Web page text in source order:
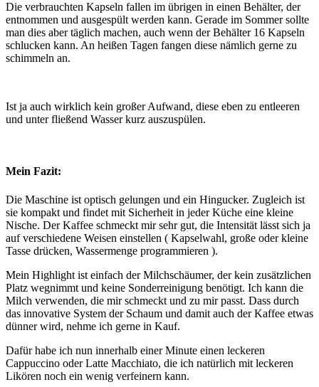
Die verbrauchten Kapseln fallen im übrigen in einen Behälter, der
entnommen und ausgespült werden kann. Gerade im Sommer sollte
man dies aber täglich machen, auch wenn der Behälter 16 Kapseln
schlucken kann. An heißen Tagen fangen diese nämlich gerne zu
schimmeln an.
Ist ja auch wirklich kein großer Aufwand, diese eben zu entleeren
und unter fließend Wasser kurz auszuspülen.
Mein Fazit:
Die Maschine ist optisch gelungen und ein Hingucker. Zugleich ist
sie kompakt und findet mit Sicherheit in jeder Küche eine kleine
Nische. Der Kaffee schmeckt mir sehr gut, die Intensität lässt sich ja
auf verschiedene Weisen einstellen ( Kapselwahl, große oder kleine
Tasse drücken, Wassermenge programmieren ).
Mein Highlight ist einfach der Milchschäumer, der kein zusätzlichen
Platz wegnimmt und keine Sonderreinigung benötigt. Ich kann die
Milch verwenden, die mir schmeckt und zu mir passt. Dass durch
das innovative System der Schaum und damit auch der Kaffee etwas
dünner wird, nehme ich gerne in Kauf.
Dafür habe ich nun innerhalb einer Minute einen leckeren
Cappuccino oder Latte Macchiato, die ich natürlich mit leckeren
Likören noch ein wenig verfeinern kann.